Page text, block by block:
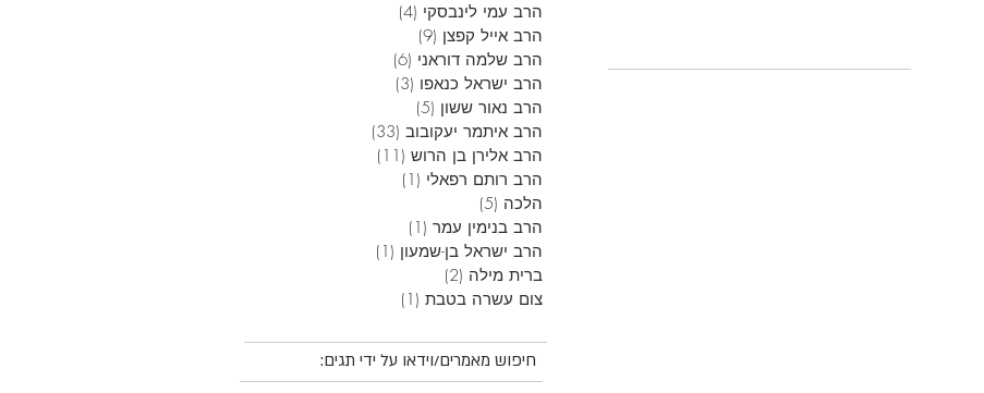
הרב עמי לינבסקי (4)
הרב אייל קפצן (9)
הרב שלמה דוראני (6)
הרב ישראל כנאפו (3)
הרב נאור ששון (5)
הרב איתמר יעקובוב (33)
הרב אלירן בן הרוש (11)
הרב רותם רפאלי (1)
הלכה (5)
הרב בנימין עמר (1)
הרב ישראל בן-שמעון (1)
ברית מילה (2)
צום עשרה בטבת (1)
חיפוש מאמרים/וידאו על ידי תגים: